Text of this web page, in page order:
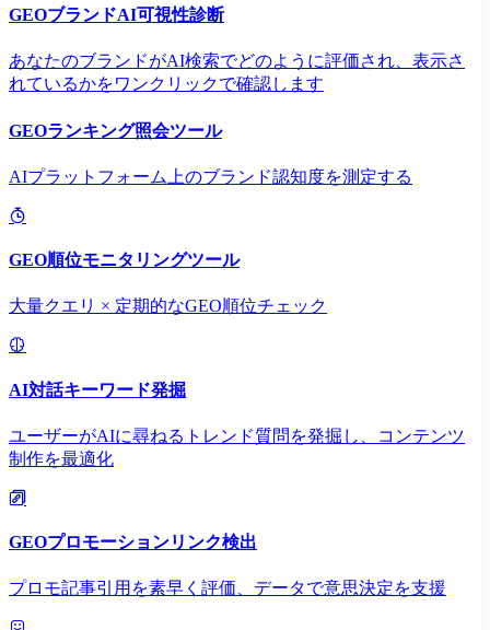
GEOブランドAI可視性診断
あなたのブランドがAI検索でどのように評価され、表示さ
れているかをワンクリックで確認します
GEOランキング照会ツール
AIプラットフォーム上のブランド認知度を測定する
GEO順位モニタリングツール
大量クエリ × 定期的なGEO順位チェック
AI対話キーワード発掘
ユーザーがAIに尋ねるトレンド質問を発掘し、コンテンツ
制作を最適化
GEOプロモーションリンク検出
プロモ記事引用を素早く評価、データで意思決定を支援